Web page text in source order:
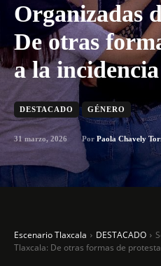
Organizadas
De otras
a la
DESTACADO GÉNERO
31 marzo, 2026 Por Paola Chavely
Escenario Tlaxcala DESTACADO
Tlaxcala: De otras formas de